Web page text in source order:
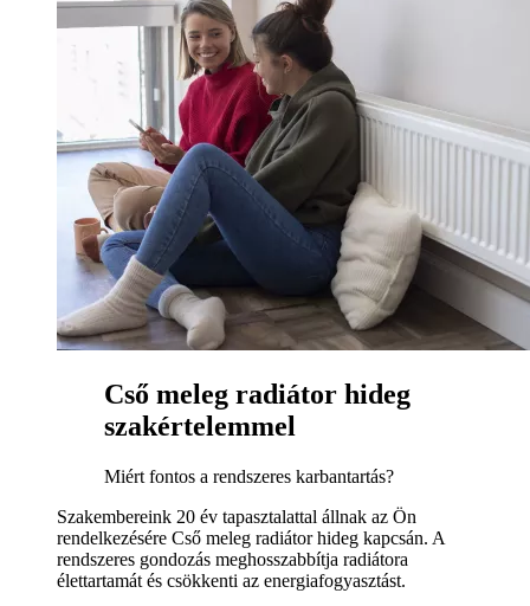
Cső meleg radiátor hideg
szakértelemmel
Miért fontos a rendszeres karbantartás?
Szakembereink 20 év tapasztalattal állnak az Ön
rendelkezésére Cső meleg radiátor hideg kapcsán. A
rendszeres gondozás meghosszabbítja radiátora
élettartamát és csökkenti az energiafogyasztást.